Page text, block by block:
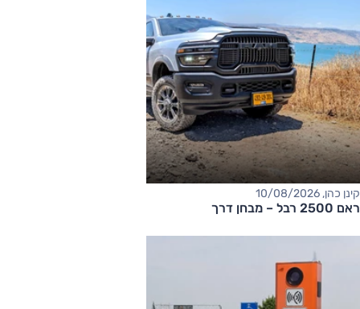
קינן כהן, 10/08/2026
ראם 2500 רבל – מבחן דרך